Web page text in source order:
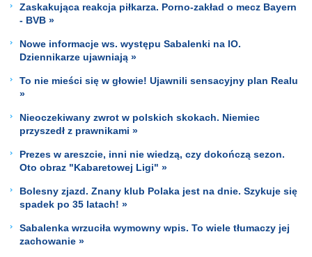
Zaskakująca reakcja piłkarza. Porno-zakład o mecz Bayern
- BVB »
Nowe informacje ws. występu Sabalenki na IO.
Dziennikarze ujawniają »
To nie mieści się w głowie! Ujawnili sensacyjny plan Realu
»
Nieoczekiwany zwrot w polskich skokach. Niemiec
przyszedł z prawnikami »
Prezes w areszcie, inni nie wiedzą, czy dokończą sezon.
Oto obraz "Kabaretowej Ligi" »
Bolesny zjazd. Znany klub Polaka jest na dnie. Szykuje się
spadek po 35 latach! »
Sabalenka wrzuciła wymowny wpis. To wiele tłumaczy jej
zachowanie »